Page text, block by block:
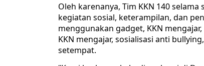
Oleh karenanya, Tim KKN 140
kegiatan sosial, keterampilan, dan
menggunakan gadget, KKN
KKN mengajar, sosialisasi anti
setempat.